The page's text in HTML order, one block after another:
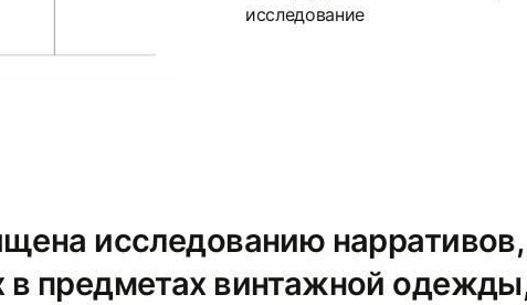
исследование
исследованию нарративов,
в предметах винтажной